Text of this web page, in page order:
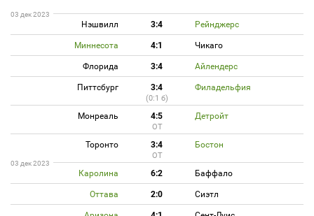
03 дек 2023
Нэшвилл 3:4 Рейнджерс
Миннесота 4:1 Чикаго
Флорида 3:4 Айлендерс
Питтсбург 3:4 Филадельфия
(0:1 б)
Монреаль 4:5 Детройт
ОТ
Торонто 3:4 Бостон
ОТ
03 дек 2023
Каролина 6:2 Баффало
Оттава 2:0 Сиэтл